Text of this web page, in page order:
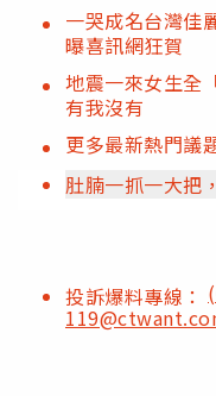
一哭成名台灣佳
曝喜訊網狂賀
地震一來女生全
有我沒有
更多最新熱門議
肚腩一抓一大把
投訴爆料專線：